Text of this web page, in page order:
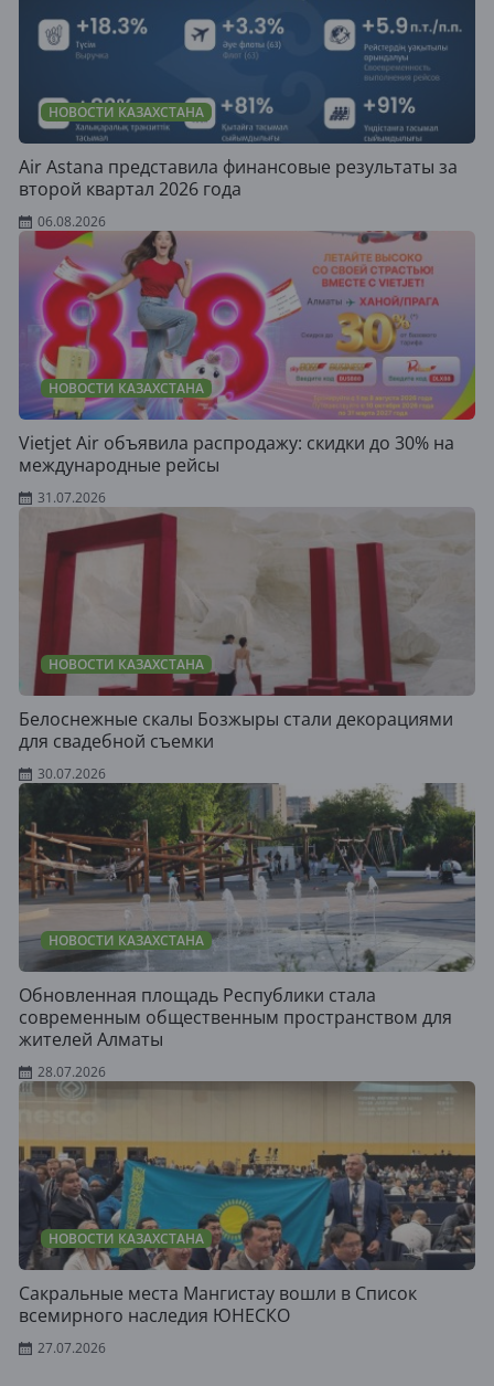
НОВОСТИ КАЗАХСТАНА
Air Astana представила финансовые результаты за
второй квартал 2026 года
06.08.2026
НОВОСТИ КАЗАХСТАНА
Vietjet Air объявила распродажу: скидки до 30% на
международные рейсы
31.07.2026
НОВОСТИ КАЗАХСТАНА
Белоснежные скалы Бозжыры стали декорациями
для свадебной съемки
30.07.2026
НОВОСТИ КАЗАХСТАНА
Обновленная площадь Республики стала
современным общественным пространством для
жителей Алматы
28.07.2026
НОВОСТИ КАЗАХСТАНА
Сакральные места Мангистау вошли в Список
всемирного наследия ЮНЕСКО
27.07.2026